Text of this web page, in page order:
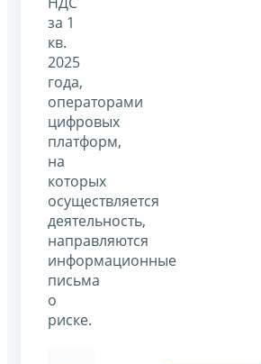
за 1
кв.
2025
года,
операторами
цифровых
платформ,
на
которых
осуществляется
деятельность,
направляются
информационные
письма
о
риске.